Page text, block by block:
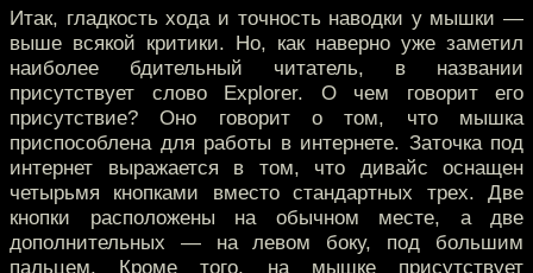
Итак, гладкость хода и точность наводки у мышки —
выше всякой критики. Но, как наверно уже заметил
наиболее бдительный читатель, в названии
присутствует слово Explorer. О чем говорит его
присутствие? Оно говорит о том, что мышка
приспособлена для работы в интернете. Заточка под
интернет выражается в том, что дивайс оснащен
четырьмя кнопками вместо стандартных трех. Две
кнопки расположены на обычном месте, а две
дополнительных — на левом боку, под большим
пальцем. Кроме того, на мышке присутствует